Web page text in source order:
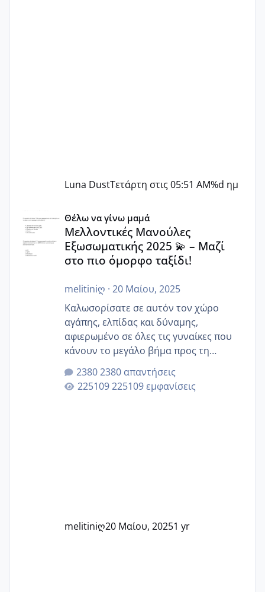
Luna DustΤετάρτη στις 05:51 AM%d ημ
Μελλοντικές Μανούλες Εξωσωματικής 2025 💫 – Μαζί
Θέλω να γίνω μαμά
Μελλοντικές Μανούλες
Εξωσωματικής 2025 💫 – Μαζί
στο πιο όμορφο ταξίδι!
melitiniღ · 20 Μαίου, 2025
Καλωσορίσατε σε αυτόν τον χώρο
αγάπης, ελπίδας και δύναμης,
αφιερωμένο σε όλες τις γυναίκες που
κάνουν το μεγάλο βήμα προς τη
μητρότητα μέσω εξωσωματικής το 2025.
Εδώ θα μοιραστούμε αγωνίες, χαρές,
εμπειρίες και κάθε μικρή ή μεγάλη
2380 απαντήσεις
225109 εμφανίσεις
melitiniღ20 Μαίου, 20251 yr